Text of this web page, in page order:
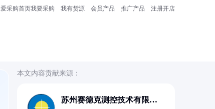
爱采购首页我要采购 我有货源 会员产品 推广产品 注册开店
本文内容贡献来源：
苏州赛德克测控技术有限公